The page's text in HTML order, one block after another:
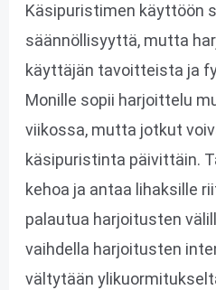
Käsipuristimen käyttöön
säännöllisyyttä, mutta
käyttäjän tavoitteista ja
Monille sopii harjoittelu
viikossa, mutta jotkut
käsipuristinta päivittäin.
kehoa ja antaa lihaksille
palautua harjoitusten
vaihdella harjoitusten
vältytään